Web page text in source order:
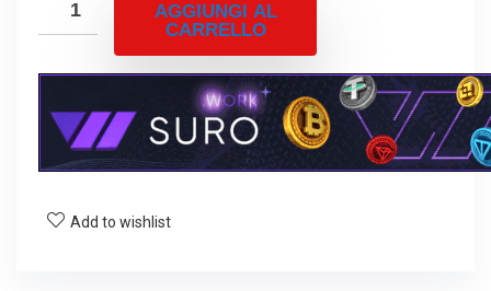
AGGIUNGI AL
CARRELLO
Add to wishlist